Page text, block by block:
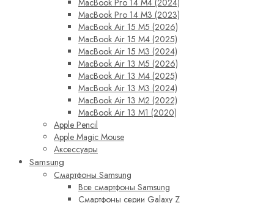
MacBook Pro 14 M3 (2023)
MacBook Air 15 M5 (2026)
MacBook Air 15 M4 (2025)
MacBook Air 15 M3 (2024)
MacBook Air 13 M5 (2026)
MacBook Air 13 M4 (2025)
MacBook Air 13 M3 (2024)
MacBook Air 13 M2 (2022)
MacBook Air 13 M1 (2020)
Apple Pencil
Apple Magic Mouse
Аксессуары
Samsung
Смартфоны Samsung
Все смартфоны Samsung
Смартфоны серии Galaxy Z